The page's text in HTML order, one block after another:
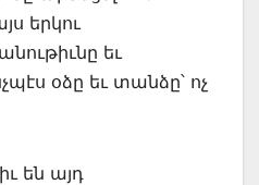
երկու
եւ
օձը եւ տանձը՝ ոչ
են այդ